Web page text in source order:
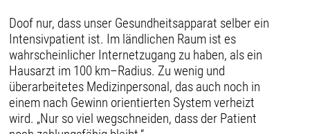
Doof nur, dass unser Gesundheitsapparat selber ein
Intensivpatient ist. Im ländlichen Raum ist es
wahrscheinlicher Internetzugang zu haben, als ein
Hausarzt im 100 km–Radius. Zu wenig und
überarbeitetes Medizinpersonal, das auch noch in
einem nach Gewinn orientierten System verheizt
wird. „Nur so viel wegschneiden, dass der Patient